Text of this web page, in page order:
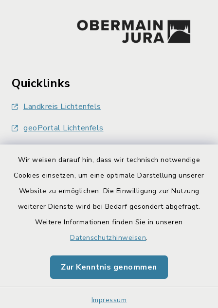
Wir weisen darauf hin, dass wir technisch notwendige
Cookies einsetzen, um eine optimale Darstellung unserer
Website zu ermöglichen. Die Einwilligung zur Nutzung
weiterer Dienste wird bei Bedarf gesondert abgefragt.
Weitere Informationen finden Sie in unseren
Datenschutzhinweisen.
Zur Kenntnis genommen
Impressum
Quicklinks
Landkreis Lichtenfels
geoPortal Lichtenfels
Barrierefreiheit
Sitemap